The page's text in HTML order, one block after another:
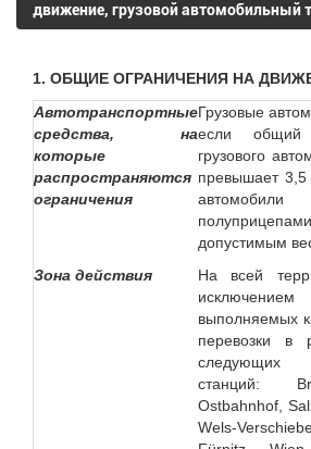
движение, грузовой автомобильный
1. ОБЩИЕ ОГРАНИЧЕНИЯ НА
Автотранспортные
средства, на
которые
распространяются
ограничения
Грузовые
если общий
грузового
превышает 3,5
допустимым
Зона действия
На всей
выполняемых
перевозки в
следующих
станций:
Ostbahnhof,
Wels-